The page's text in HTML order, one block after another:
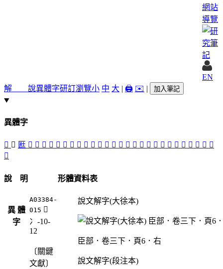
網站
導覽
EN
解 說異體字研訂瀏覽小 中 大 | 🖨️ ✉️ | 加入筆記
異體字
𠗱 󴶠 匨 󴶥 𡍱 󴶩 𡒤 𡒉 󴶡 󴶜 󴶛 󴶘 󴶯 󴶢 󴶝 󴶟 󴶙 󴶗 󴶪 󴶣 󴶦 󴶚 󴶞 󴶧 𢨑 󴶫 󴶮 󴶤 󴶭 󴶬
󴶨
說 明
異 體
字
A03384-
015 󴶠
冫-10-
12
〔關鍵
文獻〕
形體資料表
說文解字(大徐本)
臣部．卷三下．頁6．右
說文解字(段注本)